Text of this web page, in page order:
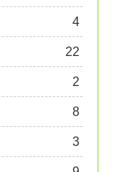
4
22
2
8
3